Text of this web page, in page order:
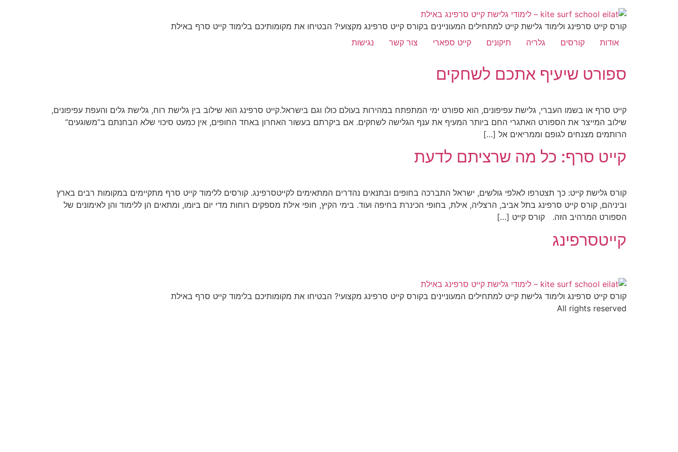
קורס קייט סרפינג ולימוד גלישת קייט למתחילים המעוניינים בקורס קייט סרפינג מקצועי? הבטיחו את מקומותיכם בלימוד קייט סרף באילת
אודות
קורסים גלריה תיקונים קייט ספארי צור קשר נגישות
ספורט שיעיף אתכם לשחקים
קייט סרף או בשמו העברי, גלישת עפיפונים, הוא ספורט ימי המתפתח במהירות בעולם כולו וגם בישראל.קייט סרפינג הוא שילוב בין גלישת רוח, גלישת גלים והעפת עפיפונים,
שילוב המייצר את הספורט האתגרי החם ביותר המעיף את ענף הגלישה לשחקים. אם ביקרתם בעשור האחרון באחד החופים, אין כמעט סיכוי שלא הבחנתם ב”משוגעים”
הרותמים מצנחים לגופם וממריאים אל […]
קייט סרף: כל מה שרציתם לדעת
קורס גלישת קייט: כך תצטרפו לאלפי גולשים, ישראל התברכה בחופים ובתנאים נהדרים המתאימים לקייטסרפינג. קורסים ללימוד קייט סרף מתקיימים במקומות רבים בארץ
וביניהם, קורס קייט סרפינג בתל אביב, הרצליה, אילת, בחופי הכינרת בחיפה ועוד. בימי הקיץ, חופי אילת מספקים רוחות מדי יום ביומו, ומתאים הן ללימוד והן לאימונים של
הספורט המרהיב הזה. קורס קייט […]
קייטסרפינג
קורס קייט סרפינג ולימוד גלישת קייט למתחילים המעוניינים בקורס קייט סרפינג מקצועי? הבטיחו את מקומותיכם בלימוד קייט סרף באילת
All rights reserved